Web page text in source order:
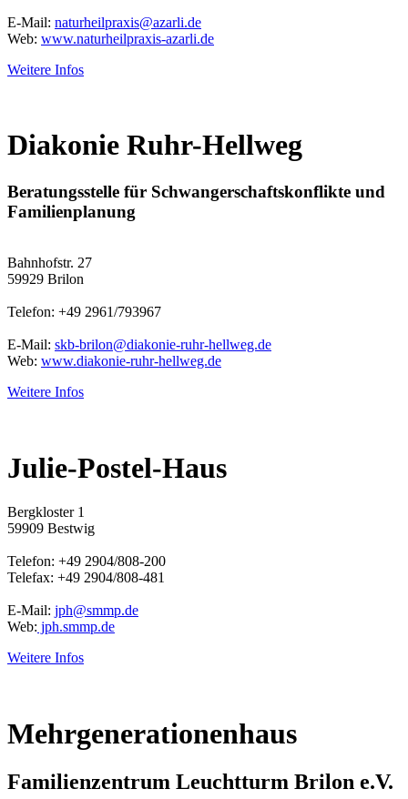
E-Mail: naturheilpraxis@azarli.de
Web: www.naturheilpraxis-azarli.de
Weitere Infos
Diakonie Ruhr-Hellweg
Beratungsstelle für Schwangerschaftskonflikte und
Familienplanung
Bahnhofstr. 27
59929 Brilon
Telefon: +49 2961/793967
E-Mail: skb-brilon@diakonie-ruhr-hellweg.de
Web: www.diakonie-ruhr-hellweg.de
Weitere Infos
Julie-Postel-Haus
Bergkloster 1
59909 Bestwig
Telefon: +49 2904/808-200
Telefax: +49 2904/808-481
E-Mail: jph@smmp.de
Web: jph.smmp.de
Weitere Infos
Mehrgenerationenhaus
Familienzentrum Leuchtturm Brilon e.V.